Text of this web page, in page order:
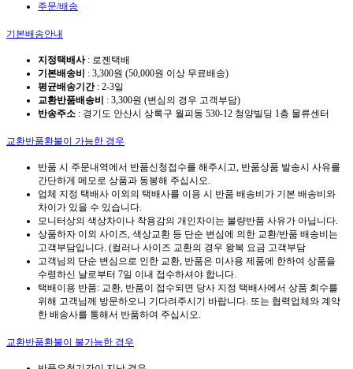
주문/배송
기본배송안내
지정택배사: 로젠택배
기본배송비
: 3,300원 (50,000원 이상 무료배송)
평균배송기간: 2-3일
교환반품배송비
: 3,300원 (변심의 경우 고객부담)
반송주소 : 경기도 안산시 상록구 월피동 530-12 청양빌딩 1층 물류센터
교환반품환불이 가능한 경우
반품 시 주문내역에서 반품신청접수를 해주시고, 반품상품 발송시 사유를
간단하게 메모로 상품과 동봉해 주십시오.
업체 지정 택배사 이외의 택배사를 이용 시 반품 배송비가 기본 배송비와
차이가 있을 수 있습니다.
모니터상의 색상차이나 착용감의 개인차이는 불량반품 사유가 아닙니다.
상품하자 이외 사이즈, 색상교환 등 단순 변심에 의한 교환/반품 배송비는
고객부담입니다. (컬러나 사이즈 교환의 경우 왕복 요금 고객부담
고객님의 단순 변심으로 인한 교환, 반품은 미사용 제품에 한하여 상품을
수령하신 날로부터 7일 이내 접수하셔야 합니다.
택배이용 반품: 교환, 반품이 접수되면 당사 지정 택배사에서 상품 회수를
위해 고객님께 방문하오니 기다려주시기 바랍니다. 또는 협력업체와 계약
한 배송사를 통해서 반품하여 주십시오.
교환반품환불이 불가능한 경우